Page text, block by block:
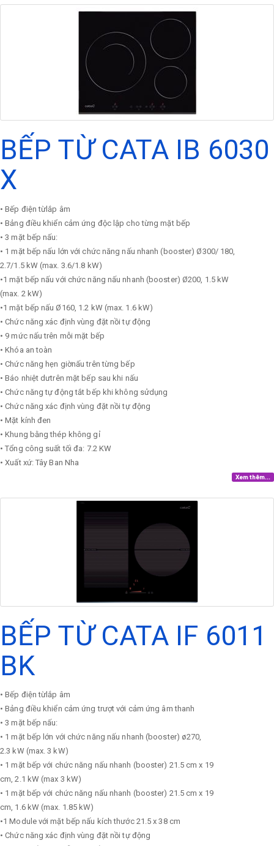
BẾP TỪ CATA IB 6030
X
• Bếp điện từlắp âm
• Bảng điều khiển cảm ứng độc lập cho từng mặt bếp
• 3 mặt bếp nấu:
• 1 mặt bếp nấu lớn với chức năng nấu nhanh (booster) Ø300/ 180,
2.7/1.5 kW (max. 3.6/1.8 kW)
•1 mặt bếp nấu với chức năng nấu nhanh (booster) Ø200, 1.5 kW
(max. 2 kW)
•1 mặt bếp nấu Ø160, 1.2 kW (max. 1.6 kW)
• Chức năng xác định vùng đặt nồi tự động
• 9 mức nấu trên mỗi mặt bếp
• Khóa an toàn
• Chức năng hẹn giờnấu trên từng bếp
• Báo nhiệt dưtrên mặt bếp sau khi nấu
• Chức năng tự động tắt bếp khi không sửdụng
• Chức năng xác định vùng đặt nồi tự động
• Mặt kính đen
• Khung bằng thép không gỉ
• Tổng công suất tối đa: 7.2 KW
• Xuất xứ: Tây Ban Nha
Xem thêm...
BẾP TỪ CATA IF 6011
BK
• Bếp điện từlắp âm
• Bảng điều khiển cảm ứng trượt với cảm ứng âm thanh
• 3 mặt bếp nấu:
• 1 mặt bếp lớn với chức năng nấu nhanh (booster) ø270,
2.3 kW (max. 3 kW)
• 1 mặt bếp với chức năng nấu nhanh (booster) 21.5 cm x 19
cm, 2.1 kW (max 3 kW)
• 1 mặt bếp với chức năng nấu nhanh (booster) 21.5 cm x 19
cm, 1.6 kW (max. 1.85 kW)
•1 Module với mặt bếp nấu kích thước 21.5 x 38 cm
• Chức năng xác định vùng đặt nồi tự động